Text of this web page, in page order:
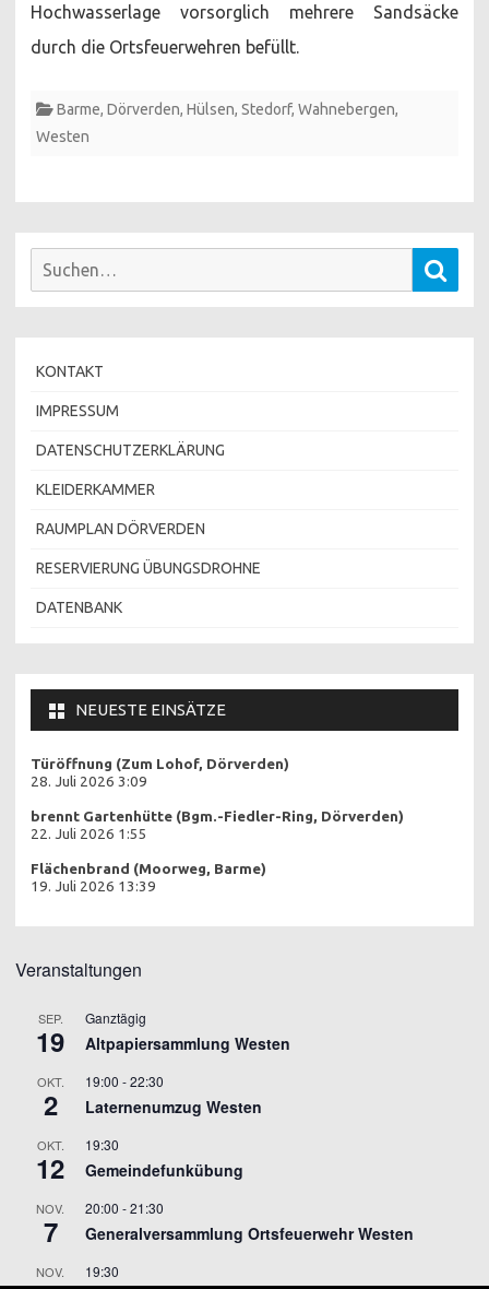
Hochwasserlage vorsorglich mehrere Sandsäcke
durch die Ortsfeuerwehren befüllt.
Barme, Dörverden, Hülsen, Stedorf, Wahnebergen,
Westen
Suchen
KONTAKT
IMPRESSUM
DATENSCHUTZERKLÄRUNG
KLEIDERKAMMER
RAUMPLAN DÖRVERDEN
RESERVIERUNG ÜBUNGSDROHNE
DATENBANK
NEUESTE EINSÄTZE
Türöffnung (Zum Lohof, Dörverden)
28. Juli 2026 3:09
brennt Gartenhütte (Bgm.-Fiedler-Ring, Dörverden)
22. Juli 2026 1:55
Flächenbrand (Moorweg, Barme)
19. Juli 2026 13:39
Veranstaltungen
SEP.
19
Ganztägig
Altpapiersammlung Westen
OKT.
2
19:00 -22:30
Laternenumzug Westen
OKT.
12
19:30
Gemeindefunkübung
NOV.
7
20:00 -21:30
Generalversammlung Ortsfeuerwehr Westen
NOV. 19:30